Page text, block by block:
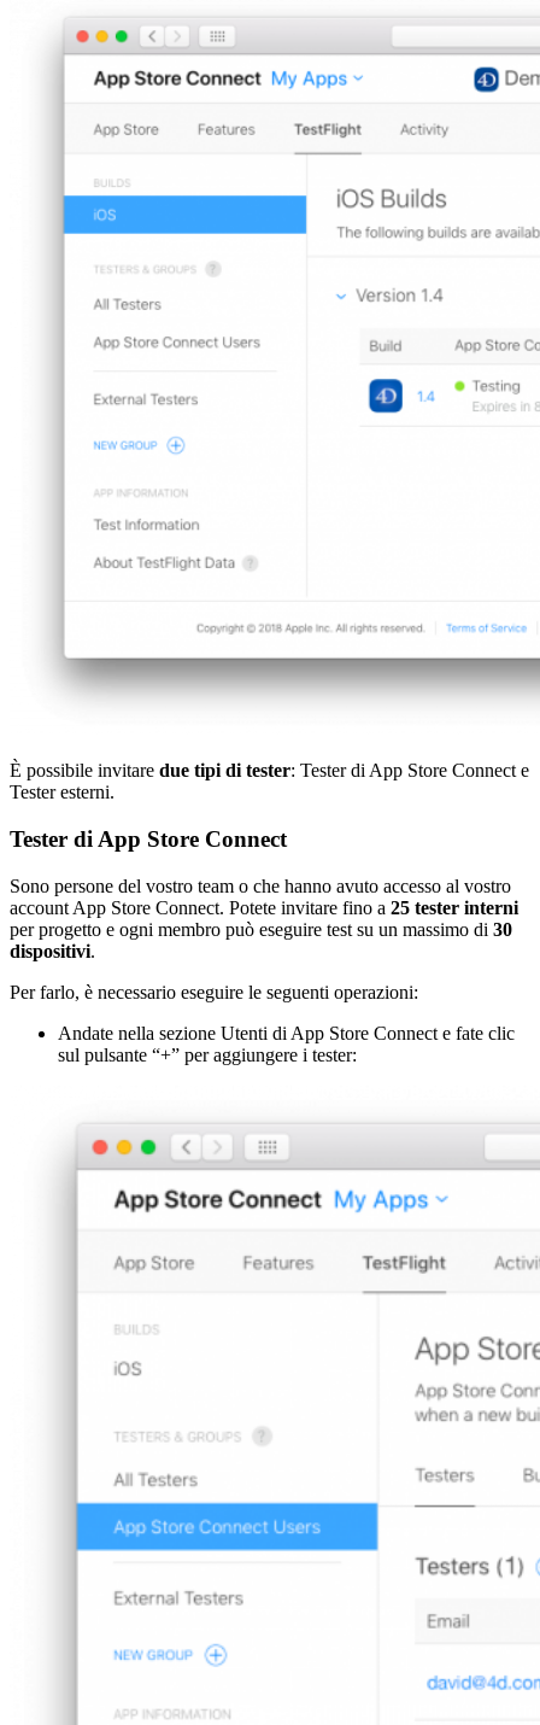
È possibile invitare due tipi di tester: Tester di App Store Connect e
Tester esterni.
Tester di App Store Connect
Sono persone del vostro team o che hanno avuto accesso al vostro
account App Store Connect. Potete invitare fino a 25 tester interni
per progetto e ogni membro può eseguire test su un massimo di 30
dispositivi.
Per farlo, è necessario eseguire le seguenti operazioni:
Andate nella sezione Utenti di App Store Connect e fate clic
sul pulsante “+” per aggiungere i tester: